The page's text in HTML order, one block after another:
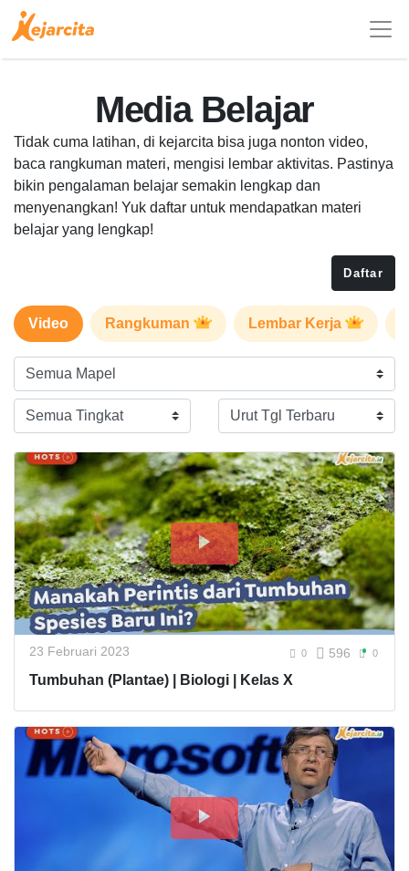
Media Belajar
Tidak cuma latihan, di kejarcita bisa juga nonton video,
baca rangkuman materi, mengisi lembar aktivitas. Pastinya
bikin pengalaman belajar semakin lengkap dan
menyenangkan! Yuk daftar untuk mendapatkan materi
belajar yang lengkap!
Daftar
Video Rangkuman Lembar Kerja
23 Februari 2023 0 596 0
Tumbuhan (Plantae) | Biologi | Kelas X